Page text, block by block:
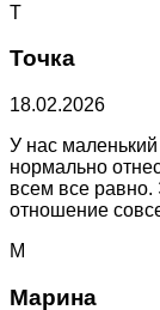
Т
Точка
18.02.2026
У нас
нормально
всем все равно.
отношение
М
Марина